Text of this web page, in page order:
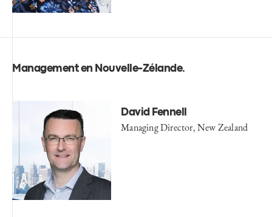
Management en Nouvelle-Zélande.
David Fennell
Managing Director, New Zealand